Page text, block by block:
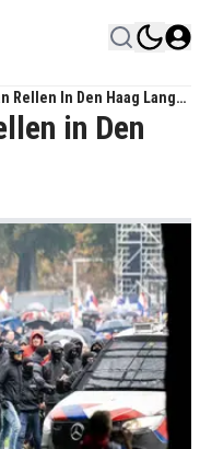
Rellen In Den Haag Langer
in Den